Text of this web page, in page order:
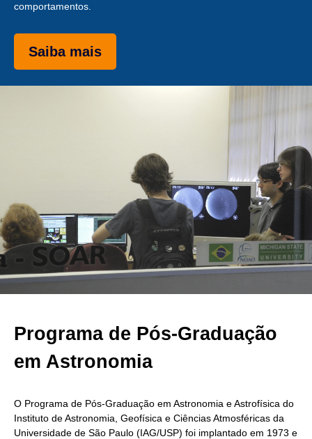
comportamentos.
Saiba mais
Programa de Pós-Graduação
em Astronomia
O Programa de Pós-Graduação em Astronomia e Astrofísica do
Instituto de Astronomia, Geofísica e Ciências Atmosféricas da
Universidade de São Paulo (IAG/USP) foi implantado em 1973 e